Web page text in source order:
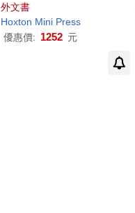
ook in Which to Risk Im
perfection
外文書
Hoxton MiniPress
優惠價: 1252 元